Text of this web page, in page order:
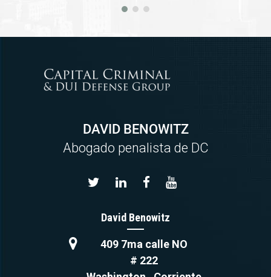
DAVID BENOWITZ
Abogado penalista de DC
David Benowitz
409 7ma calle NO
# 222